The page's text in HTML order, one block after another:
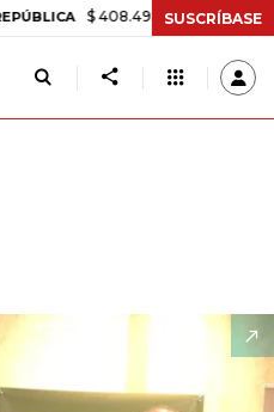
$ 408.498,97 +$ 8.753,81
SUSCRÍBASE